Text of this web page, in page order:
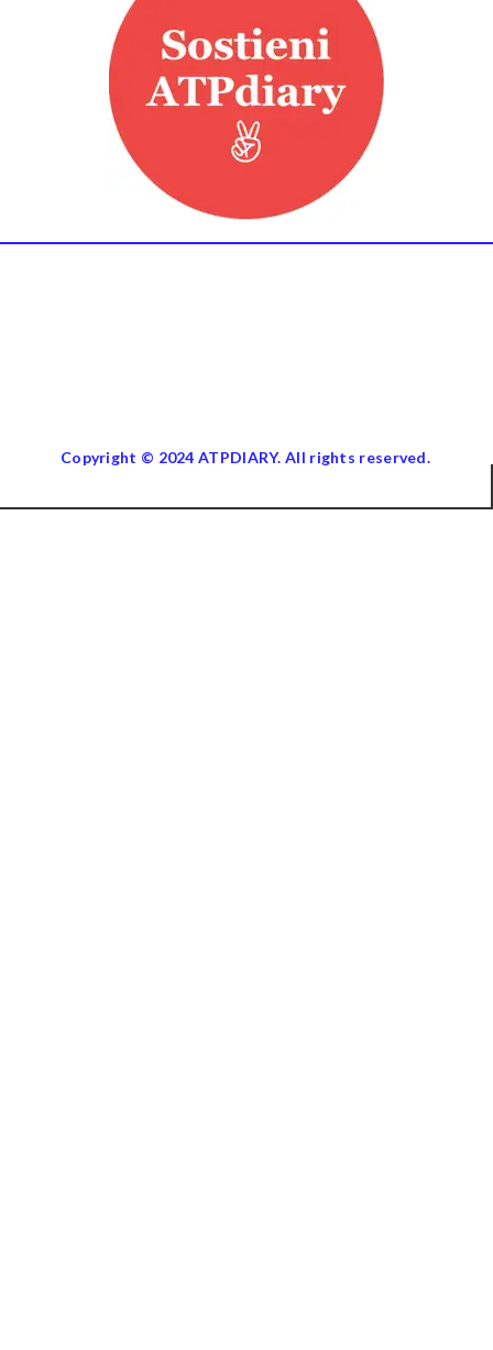
Copyright © 2024 ATPDIARY. All rights reserved.